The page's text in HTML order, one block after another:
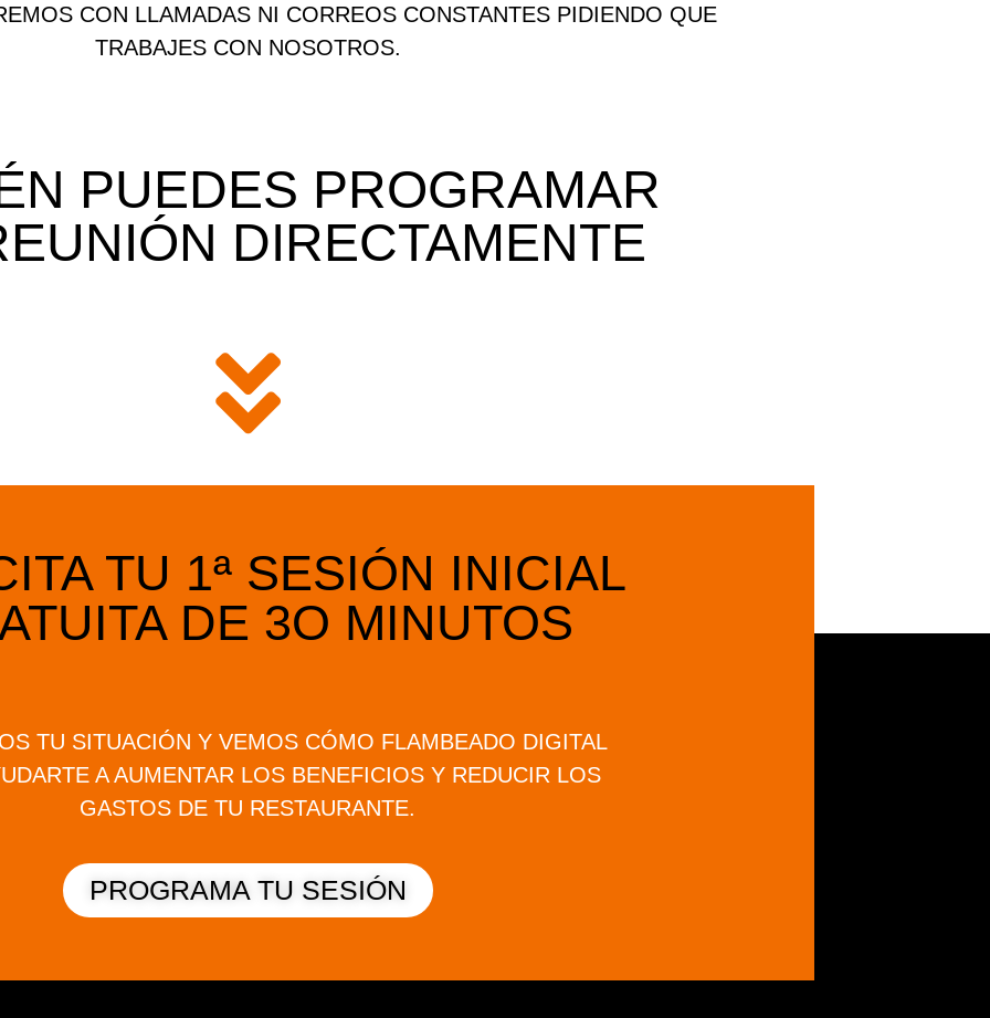
CON LLAMADAS NI CORREOS CONSTANTES PIDIENDO QUE
TRABAJES CON NOSOTROS.
PUEDES PROGRAMAR
DIRECTAMENTE
TU 1ª SESIÓN INICIAL
DE 3O MINUTOS
TU SITUACIÓN Y VEMOS CÓMO FLAMBEADO DIGITAL
A AUMENTAR LOS BENEFICIOS Y REDUCIR LOS
GASTOS DE TU RESTAURANTE.
PROGRAMA TU SESIÓN